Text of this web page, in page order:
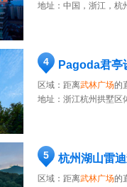
地址： 中国，浙江，杭
4 Pagoda君亭
区域：距离武林广场的
地址： 浙江杭州拱墅区
5 杭州湖山雷
区域：距离武林广场的